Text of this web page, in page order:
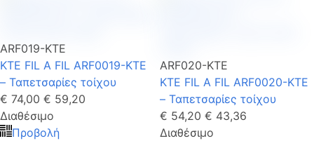
ARF019-KTE
KTE FIL A FIL ARF0019-KTE
– Ταπετσαρίες τοίχου
€ 74,00 € 59,20
Διαθέσιμο
Προβολή
ARF020-KTE
KTE FIL A FIL ARF0020-KTE
– Ταπετσαρίες τοίχου
€ 54,20 € 43,36
Διαθέσιμο